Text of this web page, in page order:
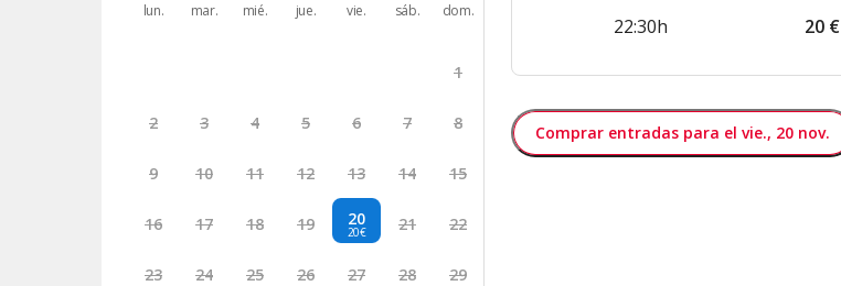
lun. mar. mié. jue. vie. sáb. dom.
1
2 3 4 5 6 7 8
9 10 11 12 13 14 15
16 17 18 19 20
20€ 21 22
23 24 25 26 27 28 29
22:30h 20 €
Comprar entradas para el vie., 20 nov.